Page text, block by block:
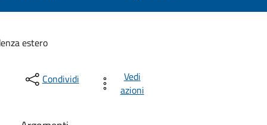
estero
Condividi
Vedi
azioni